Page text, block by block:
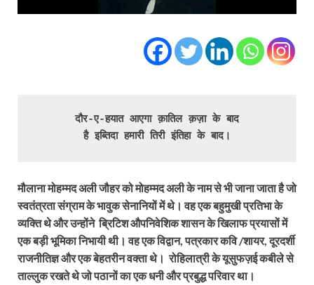
दौर-ए-हयात आएगा क़ातिल क़ज़ा के बाद
है इब्तिदा हमारी तिरी इंतिहा के बाद।
मौलाना मोहम्मद अली जौहर को मोहम्मद अली के नाम से भी जाना जाता है जो
स्वतंत्रता संग्राम के भावुक सेनानियों में थे। वह एक बहुमुखी प्रतिभा के
व्यक्ति थे और उन्होंने ब्रिटिश औपनिवेशिक शासन के खिलाफ प्रयासों में
एक बड़ी भूमिका निभायी थी। वह एक विद्वान, पत्रकार कवि /शायर, दूरदर्शी
राजनीतिज्ञ और एक बेहतरीन वक्ता थे। रोहिलात्री के यूसुफज़ई कबीले से
ताल्लुक रखते थे जो पठानों का एक धनी और प्रबुद्ध परिवार था।